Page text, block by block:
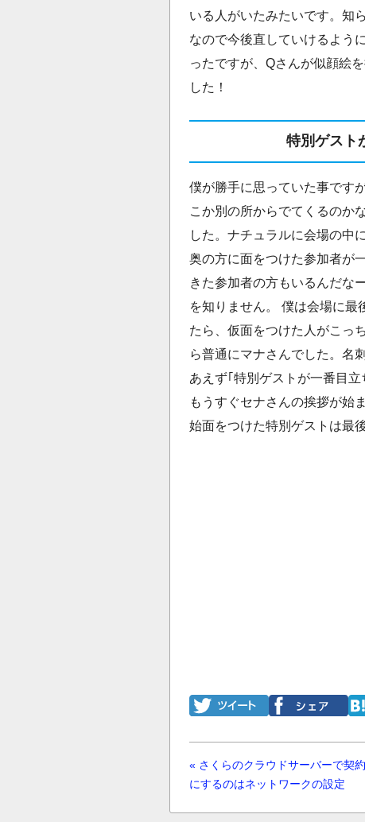
いる人がいたみたいです。知
なので今後直していけるよう
ったですが、Qさんが似顔絵
した！
特別ゲスト
僕が勝手に思っていた事です
こか別の所からでてくるのか
した。ナチュラルに会場の中
奥の方に面をつけた参加者が
きた参加者の方もいるんだな
を知りません。 僕は会場に最
たら、仮面をつけた人がこっ
ら普通にマナさんでした。名
あえず｢特別ゲストが一番目
もうすぐセナさんの挨拶が始
始面をつけた特別ゲストは最
« さくらのクラウドサーバーで契
にするのはネットワークの設定